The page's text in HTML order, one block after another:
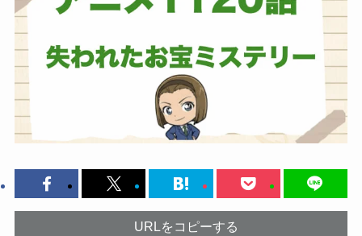
URLをコピーする